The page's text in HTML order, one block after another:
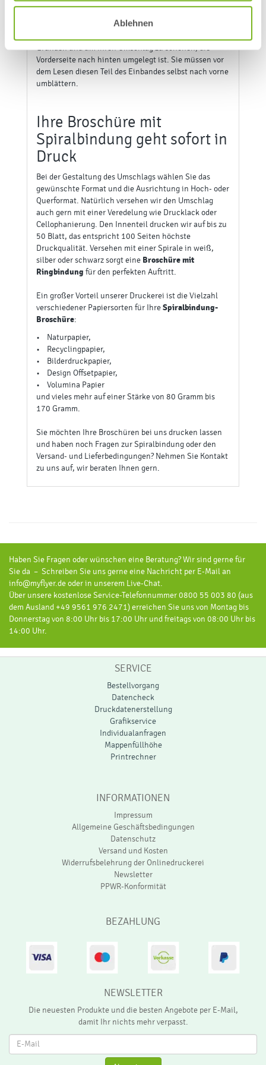
Ablehnen
und kümmert sich zuverlässig und schnell um den
Druck Ihrer Broschüren.
Gründen und um ihren Umschlag zu schonen, die
Vorderseite nach hinten umgelegt ist. Sie müssen vor
dem Lesen diesen Teil des Einbandes selbst nach vorne
umblättern.
Ihre Broschüre mit
Spiralbindung geht sofort in
Druck
Bei der Gestaltung des Umschlags wählen Sie das
gewünschte Format und die Ausrichtung in Hoch- oder
Querformat. Natürlich versehen wir den Umschlag
auch gern mit einer Veredelung wie Drucklack oder
Cellophanierung. Den Innenteil drucken wir auf bis zu
50 Blatt, das entspricht 100 Seiten höchste
Druckqualität. Versehen mit einer Spirale in weiß,
silber oder schwarz sorgt eine Broschüre mit
Ringbindung für den perfekten Auftritt.
Ein großer Vorteil unserer Druckerei ist die Vielzahl
verschiedener Papiersorten für Ihre Spiralbindung-
Broschüre:
• Naturpapier,
• Recyclingpapier,
• Bilderdruckpapier,
• Design Offsetpapier,
• Volumina Papier
und vieles mehr auf einer Stärke von 80 Gramm bis
170 Gramm.
Sie möchten Ihre Broschüren bei uns drucken lassen
und haben noch Fragen zur Spiralbindung oder den
Versand- und Lieferbedingungen? Nehmen Sie Kontakt
zu uns auf, wir beraten Ihnen gern.
Haben Sie Fragen oder wünschen eine Beratung? Wir sind gerne für
Sie da – Schreiben Sie uns gerne eine Nachricht per E-Mail an
info@myflyer.de oder in unserem Live-Chat.
Über unsere kostenlose Service-Telefonnummer 0800 55 003 80 (aus
dem Ausland +49 9561 976 2471) erreichen Sie uns von Montag bis
Donnerstag von 8:00 Uhr bis 17:00 Uhr und freitags von 08:00 Uhr bis
14:00 Uhr.
SERVICE
Bestellvorgang
Datencheck
Druckdatenerstellung
Grafikservice
Individualanfragen
Mappenfüllhöhe
Printrechner
INFORMATIONEN
Impressum
Allgemeine Geschäftsbedingungen
Datenschutz
Versand und Kosten
Widerrufsbelehrung der Onlinedruckerei
Newsletter
PPWR-Konformität
BEZAHLUNG
NEWSLETTER
Die neuesten Produkte und die besten Angebote per E-Mail,
damit Ihr nichts mehr verpasst.